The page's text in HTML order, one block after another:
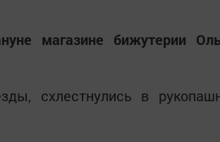
магазине бижутерии
схлестнулись в